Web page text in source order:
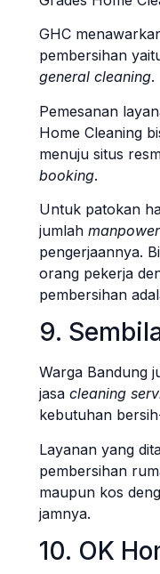
GHC
pembersihan
general cleaning.
Pemesanan
Home Cleaning
menuju situs
booking.
Untuk patokan
jumlah manpower
pengerjaannya.
orang pekerja
pembersihan
9.
Warga Bandung
jasa cleaning
kebutuhan
Layanan yang
pembersihan
maupun kos
jamnya.
10. OK